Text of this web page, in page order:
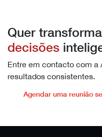
Quer
decisões
Entre em contacto com a
resultados consistentes.
Agendar uma reunião